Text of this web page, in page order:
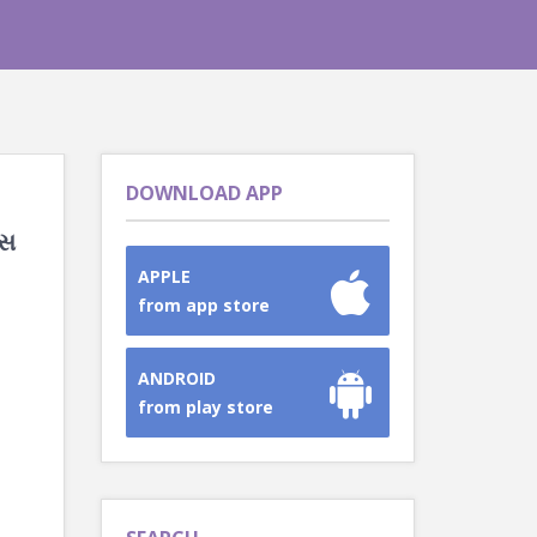
DOWNLOAD APP
APPLE
from app store
ANDROID
from play store